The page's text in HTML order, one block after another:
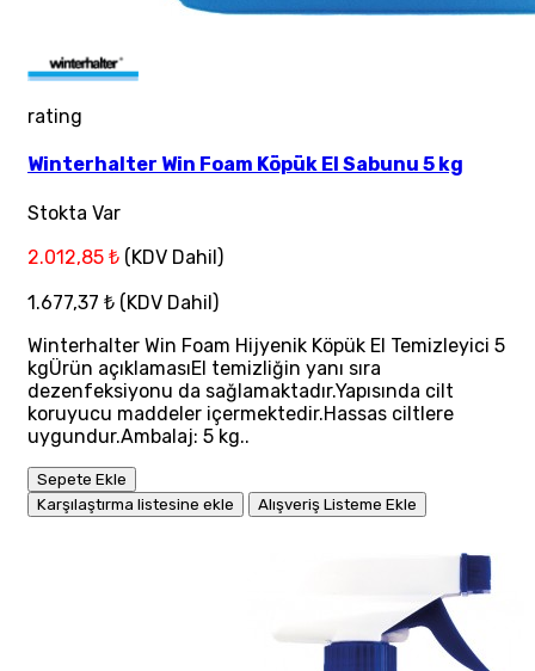
rating
Winterhalter Win Foam Köpük El Sabunu 5 kg
Stokta Var
2.012,85 ₺ (KDV Dahil)
1.677,37 ₺ (KDV Dahil)
Winterhalter Win Foam Hijyenik Köpük El Temizleyici 5
kgÜrün açıklamasıEl temizliğin yanı sıra
dezenfeksiyonu da sağlamaktadır.Yapısında cilt
koruyucu maddeler içermektedir.Hassas ciltlere
uygundur.Ambalaj: 5 kg..
Sepete Ekle
Karşılaştırma listesine ekle
Alışveriş Listeme Ekle